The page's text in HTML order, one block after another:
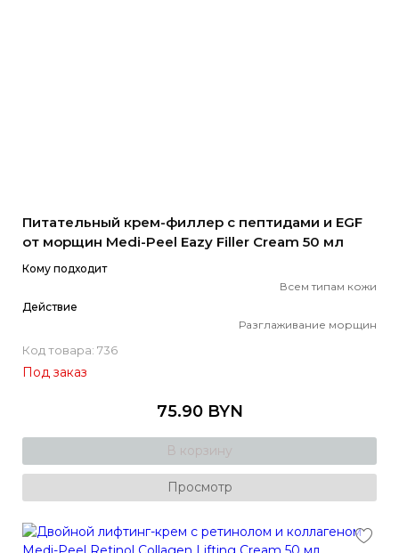
Питательный крем-филлер с пептидами и EGF
от морщин Medi-Peel Eazy Filler Cream 50 мл
Кому подходит
Всем типам кожи
Действие
Разглаживание морщин
Код товара: 736
Под заказ
75.90 BYN
В корзину
Просмотр